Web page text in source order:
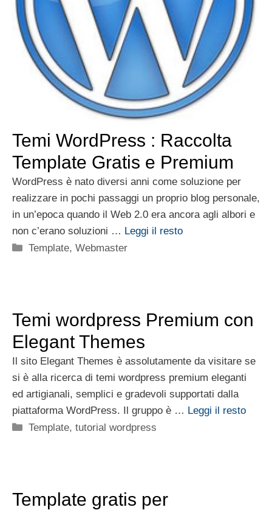
Temi WordPress : Raccolta
Template Gratis e Premium
WordPress è nato diversi anni come soluzione per
realizzare in pochi passaggi un proprio blog personale,
in un’epoca quando il Web 2.0 era ancora agli albori e
non c’erano soluzioni … Leggi il resto
Categorie
Template,Webmaster
Temi wordpress Premium con
Elegant Themes
Il sito Elegant Themes è assolutamente da visitare se
si è alla ricerca di temi wordpress premium eleganti
ed artigianali, semplici e gradevoli supportati dalla
piattaforma WordPress. Il gruppo è … Leggi il resto
Categorie
Template,tutorial wordpress
Template gratis per